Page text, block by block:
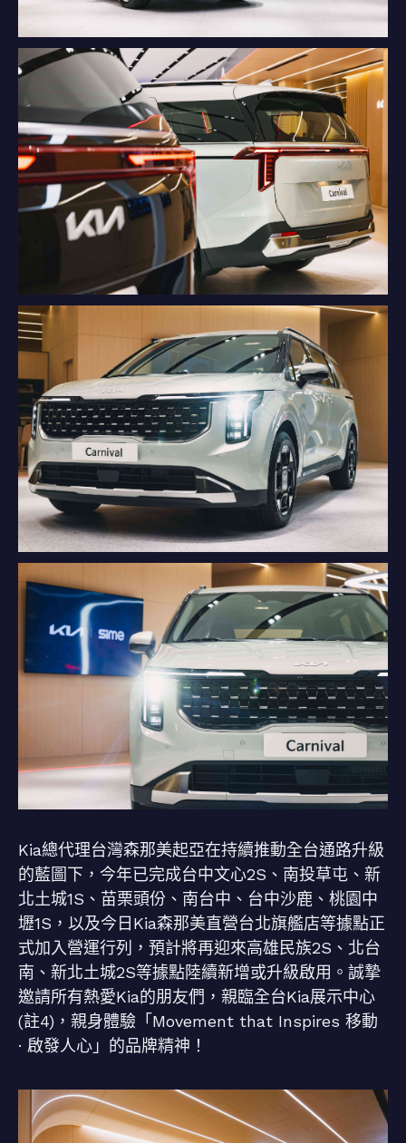
Kia總代理台灣森那美起亞在持續推動全台通路升級
的藍圖下，今年已完成台中文心2S、南投草屯、新
北土城1S、苗栗頭份、南台中、台中沙鹿、桃園中
壢1S，以及今日Kia森那美直營台北旗艦店等據點正
式加入營運行列，預計將再迎來高雄民族2S、北台
南、新北土城2S等據點陸續新增或升級啟用。誠摯
邀請所有熱愛Kia的朋友們，親臨全台Kia展示中心
(註4)，親身體驗「Movement that Inspires 移動
· 啟發人心」的品牌精神！